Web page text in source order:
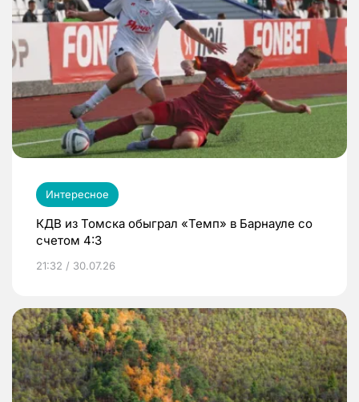
Интересное
КДВ из Томска обыграл «Темп» в Барнауле со
счетом 4:3
21:32 / 30.07.26